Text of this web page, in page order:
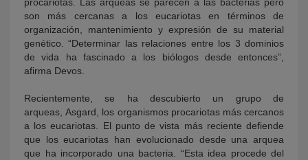
son más cercanas a los eucariotas en términos de
organización, mantenimiento y expresión de su material
genético. “Determinar las relaciones entre los 3 dominios
de vida ha fascinado a los biólogos desde entonces”,
afirma Devos.
Recientemente, se ha descubierto un grupo de
arqueas, Asgard, los organismos procariotas más cercanos
a los eucariotas. El punto de vista más reciente defiende
que los eucariotas han evolucionado desde una arquea
que ha incorporado una bacteria. “Esta idea procede del